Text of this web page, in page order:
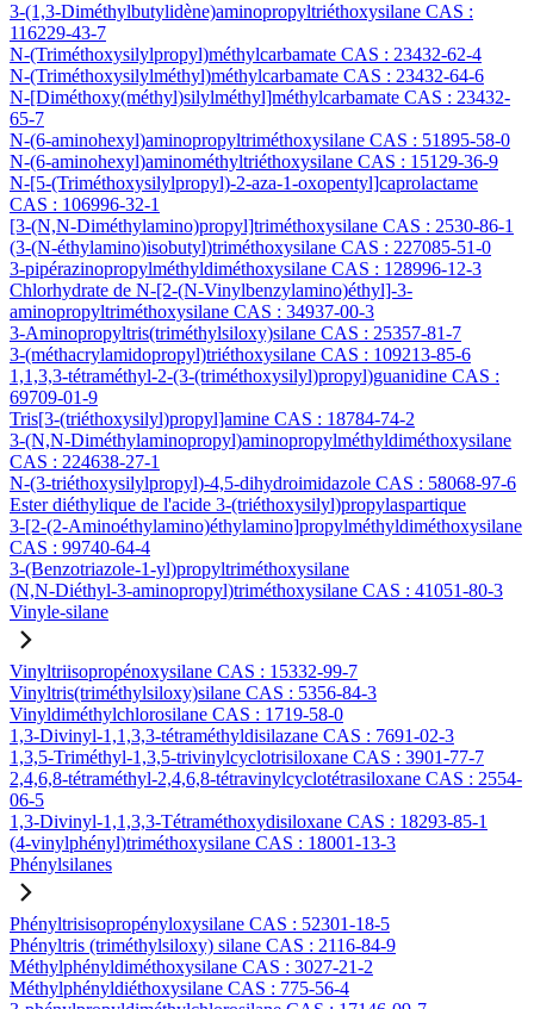
3-(1,3-Diméthylbutylidène)aminopropyltriéthoxysilane CAS :
116229-43-7
N-(Triméthoxysilylpropyl)méthylcarbamate CAS : 23432-62-4
N-(Triméthoxysilylméthyl)méthylcarbamate CAS : 23432-64-6
N-[Diméthoxy(méthyl)silylméthyl]méthylcarbamate CAS : 23432-
65-7
N-(6-aminohexyl)aminopropyltriméthoxysilane CAS : 51895-58-0
N-(6-aminohexyl)aminométhyltriéthoxysilane CAS : 15129-36-9
N-[5-(Triméthoxysilylpropyl)-2-aza-1-oxopentyl]caprolactame
CAS : 106996-32-1
[3-(N,N-Diméthylamino)propyl]triméthoxysilane CAS : 2530-86-1
(3-(N-éthylamino)isobutyl)triméthoxysilane CAS : 227085-51-0
3-pipérazinopropylméthyldiméthoxysilane CAS : 128996-12-3
Chlorhydrate de N-[2-(N-Vinylbenzylamino)éthyl]-3-
aminopropyltriméthoxysilane CAS : 34937-00-3
3-Aminopropyltris(triméthylsiloxy)silane CAS : 25357-81-7
3-(méthacrylamidopropyl)triéthoxysilane CAS : 109213-85-6
1,1,3,3-tétraméthyl-2-(3-(triméthoxysilyl)propyl)guanidine CAS :
69709-01-9
Tris[3-(triéthoxysilyl)propyl]amine CAS : 18784-74-2
3-(N,N-Diméthylaminopropyl)aminopropylméthyldiméthoxysilane
CAS : 224638-27-1
N-(3-triéthoxysilylpropyl)-4,5-dihydroimidazole CAS : 58068-97-6
Ester diéthylique de l'acide 3-(triéthoxysilyl)propylaspartique
3-[2-(2-Aminoéthylamino)éthylamino]propylméthyldiméthoxysilane
CAS : 99740-64-4
3-(Benzotriazole-1-yl)propyltriméthoxysilane
(N,N-Diéthyl-3-aminopropyl)triméthoxysilane CAS : 41051-80-3
Vinyle-silane
Vinyltriisopropénoxysilane CAS : 15332-99-7
Vinyltris(triméthylsiloxy)silane CAS : 5356-84-3
Vinyldiméthylchlorosilane CAS : 1719-58-0
1,3-Divinyl-1,1,3,3-tétraméthyldisilazane CAS : 7691-02-3
1,3,5-Triméthyl-1,3,5-trivinylcyclotrisiloxane CAS : 3901-77-7
2,4,6,8-tétraméthyl-2,4,6,8-tétravinylcyclotétrasiloxane CAS : 2554-
06-5
1,3-Divinyl-1,1,3,3-Tétraméthoxydisiloxane CAS : 18293-85-1
(4-vinylphényl)triméthoxysilane CAS : 18001-13-3
Phénylsilanes
Phényltrisisopropényloxysilane CAS : 52301-18-5
Phényltris (triméthylsiloxy) silane CAS : 2116-84-9
Méthylphényldiméthoxysilane CAS : 3027-21-2
Méthylphényldiéthoxysilane CAS : 775-56-4